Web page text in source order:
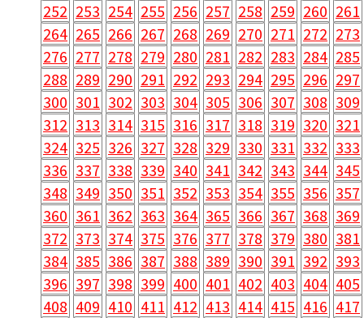
252 253 254 255 256 257 258 259 260 261
264 265 266 267 268 269 270 271 272 273
276 277 278 279 280 281 282 283 284 285
288 289 290 291 292 293 294 295 296 297
300 301 302 303 304 305 306 307 308 309
312 313 314 315 316 317 318 319 320 321
324 325 326 327 328 329 330 331 332 333
336 337 338 339 340 341 342 343 344 345
348 349 350 351 352 353 354 355 356 357
360 361 362 363 364 365 366 367 368 369
372 373 374 375 376 377 378 379 380 381
384 385 386 387 388 389 390 391 392 393
396 397 398 399 400 401 402 403 404 405
408 409 410 411 412 413 414 415 416 417